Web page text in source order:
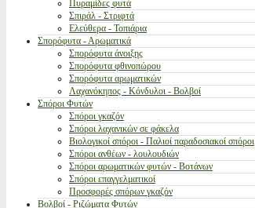
Πυραμίδες φυτά
Σπιράλ - Στριφτά
Ελεύθερα - Τοπιάρια
Σπορόφυτα - Αρωματικά
Σπορόφυτα άνοιξης
Σπορόφυτα φθινοπώρου
Σπορόφυτα αρωματικών
Λαχανόκηπος - Κόνδυλοι - Βολβοί
Σπόροι Φυτών
Σπόροι γκαζόν
Σπόροι λαχανικών σε φάκελα
Βιολογικοί σπόροι - Παλιοί παραδοσιακοί σπόροι
Σπόροι ανθέων - λουλουδιών
Σπόροι αρωματικών φυτών - Βοτάνων
Σπόροι επαγγελματικοί
Προσφορές σπόρων γκαζόν
Βολβοί - Ριζώματα Φυτών